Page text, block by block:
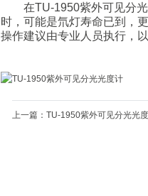
在TU-1950紫外可见分光
时，可能是氘灯寿命已到，
操作建议由专业人员执行，
上一篇： TU-1950紫外可见分光光